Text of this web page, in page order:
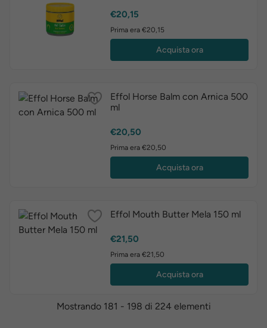
Prezzo
€20,15
Prima era €20,15
Acquista ora
Effol Horse Balm con Arnica 500
ml
Prezzo
€20,50
Prima era €20,50
Acquista ora
Effol Mouth Butter Mela 150 ml
Prezzo
€21,50
Prima era €21,50
Acquista ora
Mostrando 181 - 198 di 224 elementi